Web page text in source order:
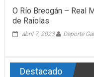
O Río Breogán – Real
de Raiolas
abril 7, 2023 Deporte
Destacado